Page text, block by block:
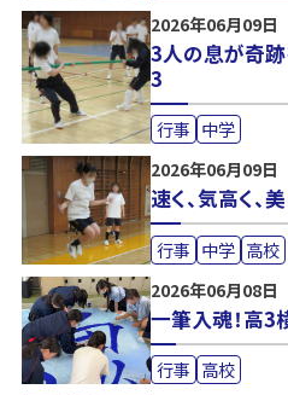
2026年06月09日
3人の息が奇跡
3
行事 中学
2026年06月09日
速く、気高く、
行事 中学 高校
2026年06月08日
一筆入魂！高3
行事 高校